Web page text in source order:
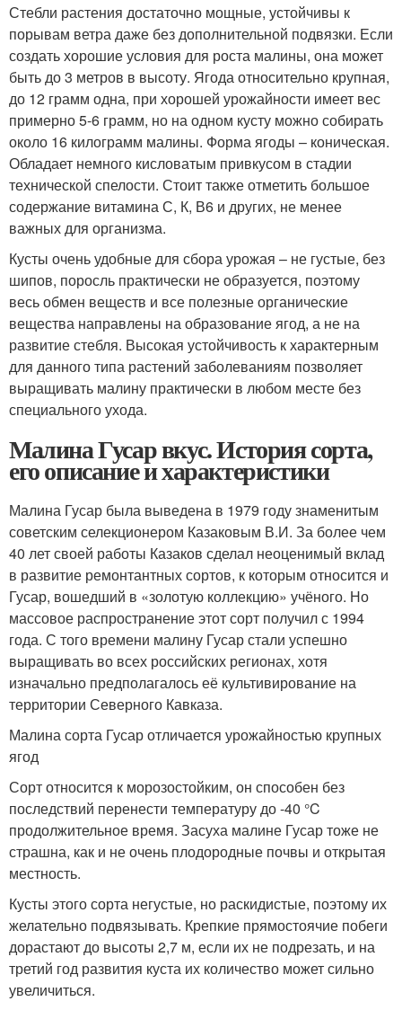
Стебли растения достаточно мощные, устойчивы к
порывам ветра даже без дополнительной подвязки. Если
создать хорошие условия для роста малины, она может
быть до 3 метров в высоту. Ягода относительно крупная,
до 12 грамм одна, при хорошей урожайности имеет вес
примерно 5-6 грамм, но на одном кусту можно собирать
около 16 килограмм малины. Форма ягоды – коническая.
Обладает немного кисловатым привкусом в стадии
технической спелости. Стоит также отметить большое
содержание витамина С, К, В6 и других, не менее
важных для организма.
Кусты очень удобные для сбора урожая – не густые, без
шипов, поросль практически не образуется, поэтому
весь обмен веществ и все полезные органические
вещества направлены на образование ягод, а не на
развитие стебля. Высокая устойчивость к характерным
для данного типа растений заболеваниям позволяет
выращивать малину практически в любом месте без
специального ухода.
Малина Гусар вкус. История сорта,
его описание и характеристики
Малина Гусар была выведена в 1979 году знаменитым
советским селекционером Казаковым В.И. За более чем
40 лет своей работы Казаков сделал неоценимый вклад
в развитие ремонтантных сортов, к которым относится и
Гусар, вошедший в «золотую коллекцию» учёного. Но
массовое распространение этот сорт получил с 1994
года. С того времени малину Гусар стали успешно
выращивать во всех российских регионах, хотя
изначально предполагалось её культивирование на
территории Северного Кавказа.
Малина сорта Гусар отличается урожайностью крупных
ягод
Сорт относится к морозостойким, он способен без
последствий перенести температуру до -40 °C
продолжительное время. Засуха малине Гусар тоже не
страшна, как и не очень плодородные почвы и открытая
местность.
Кусты этого сорта негустые, но раскидистые, поэтому их
желательно подвязывать. Крепкие прямостоячие побеги
дорастают до высоты 2,7 м, если их не подрезать, и на
третий год развития куста их количество может сильно
увеличиться.